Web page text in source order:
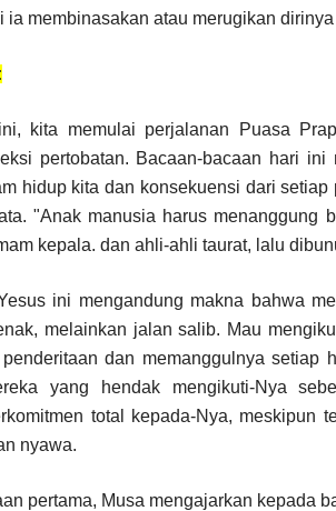
ia membinasakan atau merugikan
kita memulai perjalanan Puasa
pertobatan. Bacaan-bacaan hari
hidup kita dan konsekuensi dari
"Anak manusia harus menanggung
kepala. dan ahli-ahli taurat, lalu
ini mengandung makna bahwa
melainkan jalan salib. Mau
dan memanggulnya setiap
yang hendak mengikuti-Nya
total kepada-Nya, meskipun
nyawa.
pertama, Musa mengajarkan kepada